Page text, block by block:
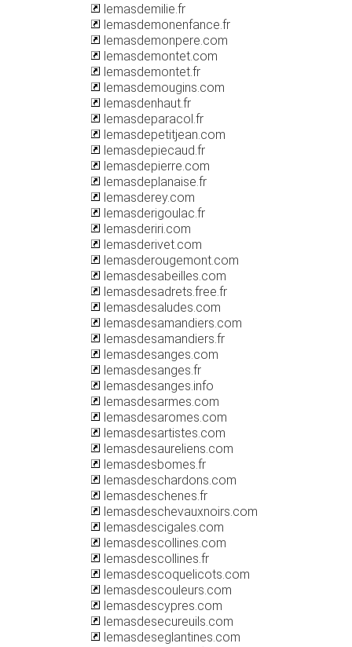
lemasdemilie.fr
lemasdemonenfance.fr
lemasdemonpere.com
lemasdemontet.com
lemasdemontet.fr
lemasdemougins.com
lemasdenhaut.fr
lemasdeparacol.fr
lemasdepetitjean.com
lemasdepiecaud.fr
lemasdepierre.com
lemasdeplanaise.fr
lemasderey.com
lemasderigoulac.fr
lemasderiri.com
lemasderivet.com
lemasderougemont.com
lemasdesabeilles.com
lemasdesadrets.free.fr
lemasdesaludes.com
lemasdesamandiers.com
lemasdesamandiers.fr
lemasdesanges.com
lemasdesanges.fr
lemasdesanges.info
lemasdesarmes.com
lemasdesaromes.com
lemasdesartistes.com
lemasdesaureliens.com
lemasdesbomes.fr
lemasdeschardons.com
lemasdeschenes.fr
lemasdeschevauxnoirs.com
lemasdescigales.com
lemasdescollines.com
lemasdescollines.fr
lemasdescoquelicots.com
lemasdescouleurs.com
lemasdescypres.com
lemasdesecureuils.com
lemasdeseglantines.com